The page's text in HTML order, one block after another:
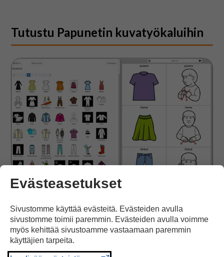
Tutustu Papunetin kuvatyökaluihin
Kuvatyökalu
SIVU
Kuvatyökalu
Kuvatyökalulla on helppo tehdä tulostettavia
Evästeasetukset
Sivustomme käyttää evästeitä. Evästeiden avulla
sivustomme toimii paremmin. Evästeiden avulla voimme
myös kehittää sivustoamme vastaamaan paremmin
käyttäjien tarpeita.